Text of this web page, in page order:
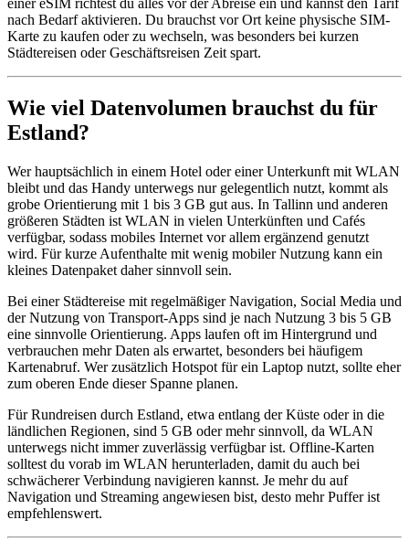
nach Bedarf aktivieren. Du brauchst vor Ort keine physische SIM-
Karte zu kaufen oder zu wechseln, was besonders bei kurzen
Städtereisen oder Geschäftsreisen Zeit spart.
Wie viel Datenvolumen brauchst du für
Estland?
Wer hauptsächlich in einem Hotel oder einer Unterkunft mit WLAN
bleibt und das Handy unterwegs nur gelegentlich nutzt, kommt als
grobe Orientierung mit 1 bis 3 GB gut aus. In Tallinn und anderen
größeren Städten ist WLAN in vielen Unterkünften und Cafés
verfügbar, sodass mobiles Internet vor allem ergänzend genutzt
wird. Für kurze Aufenthalte mit wenig mobiler Nutzung kann ein
kleines Datenpaket daher sinnvoll sein.
Bei einer Städtereise mit regelmäßiger Navigation, Social Media und
der Nutzung von Transport-Apps sind je nach Nutzung 3 bis 5 GB
eine sinnvolle Orientierung. Apps laufen oft im Hintergrund und
verbrauchen mehr Daten als erwartet, besonders bei häufigem
Kartenabruf. Wer zusätzlich Hotspot für ein Laptop nutzt, sollte eher
zum oberen Ende dieser Spanne planen.
Für Rundreisen durch Estland, etwa entlang der Küste oder in die
ländlichen Regionen, sind 5 GB oder mehr sinnvoll, da WLAN
unterwegs nicht immer zuverlässig verfügbar ist. Offline-Karten
solltest du vorab im WLAN herunterladen, damit du auch bei
schwächerer Verbindung navigieren kannst. Je mehr du auf
Navigation und Streaming angewiesen bist, desto mehr Puffer ist
empfehlenswert.